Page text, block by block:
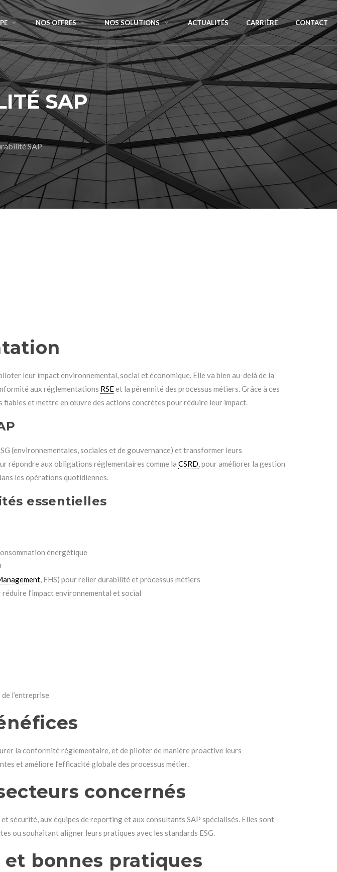
NOS OFFRES NOS SOLUTIONS ACTUALITÉS CARRIÈRE CONTACT
SAP
SAP
leur impact environnemental, social et économique. Elle va bien au-delà de la
aux réglementations RSEet la pérennité des processus métiers. Grâce à ces
et mettre en œuvre des actions concrètes pour réduire leur impact.
(environnementales, sociales et de gouvernance) et transformer leurs
répondre aux obligations réglementaires comme la CSRD , pour améliorer la gestion
les opérations quotidiennes.
essentielles
énergétique
, EHS) pour relier durabilité et processus métiers
l’impact environnemental et social
l’entreprise
la conformité réglementaire, et de piloter de manière proactive leurs
et améliore l’efficacité globale des processus métier.
concernés
sécurité, aux équipes de reporting et aux consultants SAP spécialisés. Elles sont
ou souhaitant aligner leurs pratiques avec les standards ESG.
bonnes pratiques